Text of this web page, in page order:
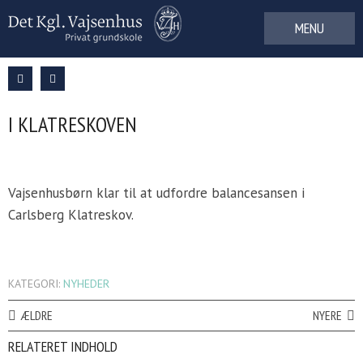
til
I KLATRESKOVEN
Vajsenhusbørn klar til at udfordre balancesansen i
Carlsberg Klatreskov.
KATEGORI: NYHEDER
ÆLDRE NYERE
RELATERET INDHOLD